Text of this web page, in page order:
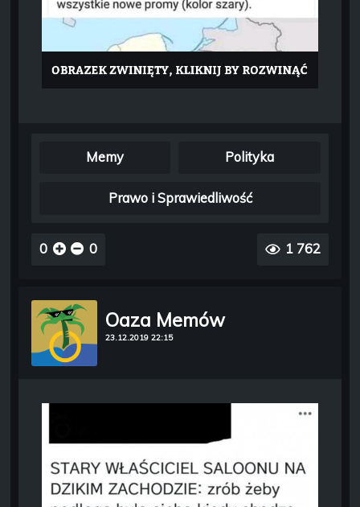
Memy Polityka
Prawo i Sprawiedliwość
0 0 1 762
Oaza Memów
23.12.2019 22:15